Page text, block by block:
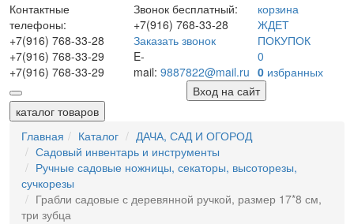
Контактные
телефоны:
+7(916) 768-33-28
+7(916) 768-33-29
+7(916) 768-33-29
Звонок бесплатный:
+7(916) 768-33-28
Заказать звонок
E-
mail: 9887822@mail.ru
корзина
ЖДЕТ
ПОКУПОК
0
0избранных
Вход на сайт
каталог товаров
Главная
Каталог
ДАЧА, САД И ОГОРОД
Садовый инвентарь и инструменты
Ручные садовые ножницы, секаторы, высоторезы,
сучкорезы
Грабли садовые с деревянной ручкой, размер 17*8 см,
три зубца